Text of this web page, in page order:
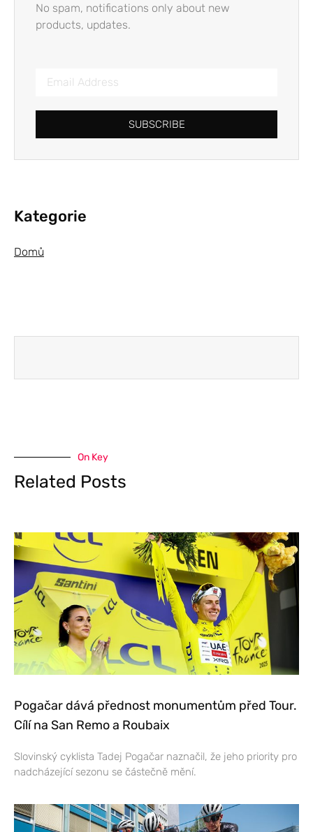
No spam, notifications only about new
products, updates.
SUBSCRIBE
Kategorie
Domů
On Key
Related Posts
Pogačar dává přednost monumentům před Tour.
Cílí na San Remo a Roubaix
Slovinský cyklista Tadej Pogačar naznačil, že jeho priority pro
nadcházející sezonu se částečně mění.